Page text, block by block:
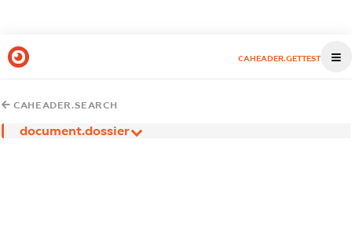
CAHEADER.GETTEST
CAHEADER.SEARCH
document.dossier